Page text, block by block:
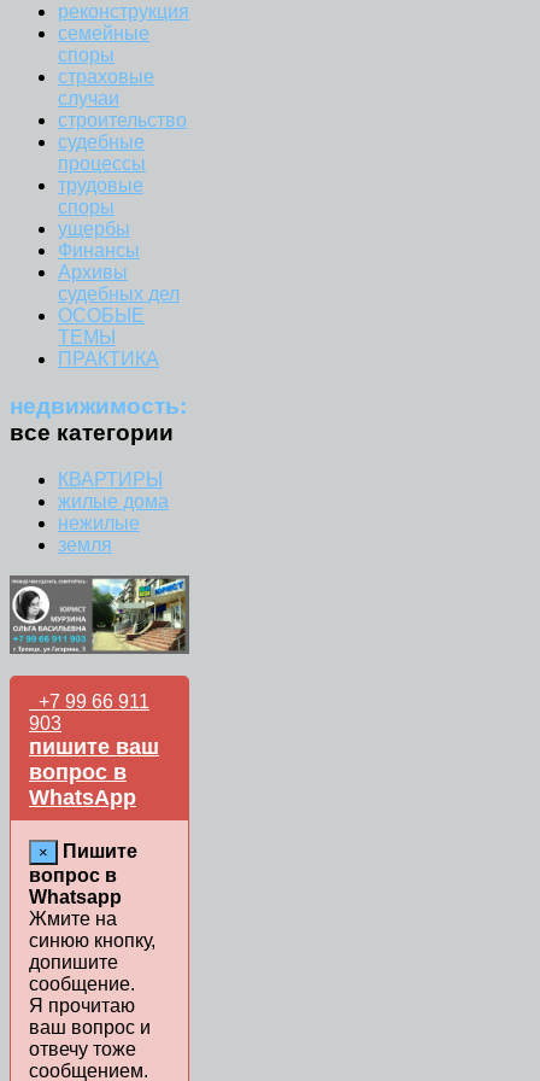
реконструкция
семейные
споры
страховые
случаи
строительство
судебные
процессы
трудовые
споры
ущербы
Финансы
Архивы
судебных дел
ОСОБЫЕ
ТЕМЫ
ПРАКТИКА
недвижимость:
все категории
КВАРТИРЫ
жилые дома
нежилые
земля
+7 99 66 911
903
пишите ваш
вопрос в
WhatsApp
×
Пишите
вопрос в
Whatsapp
Жмите на
синюю кнопку,
допишите
сообщение.
Я прочитаю
ваш вопрос и
отвечу тоже
сообщением.